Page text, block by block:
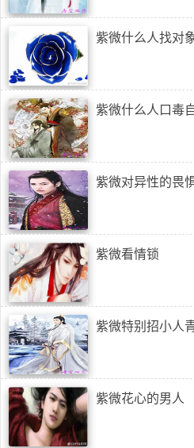
紫微什么人找对
紫微什么人口毒
紫微对异性的畏
紫微看情锁
紫微特别招小人
紫微花心的男人